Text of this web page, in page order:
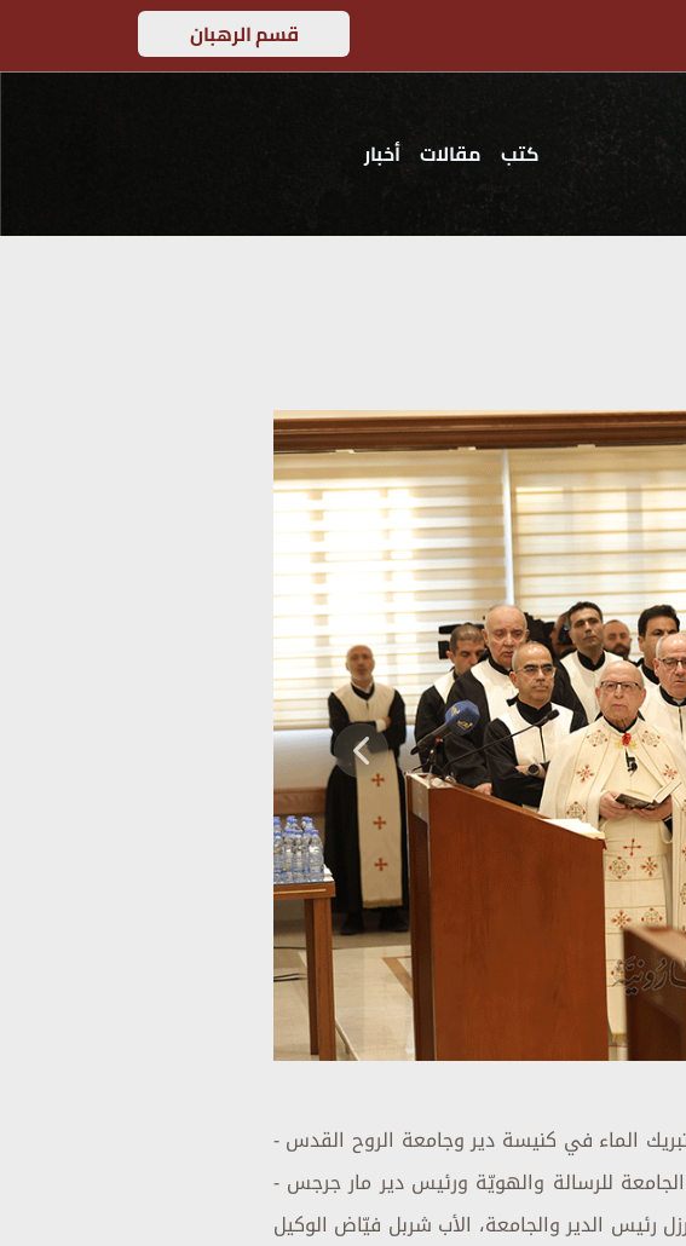
قسم الرهبان
كتب مقالات أخبار
الماء في كنيسة دير وجامعة الروح القدس -
للرسالة والهويّة ورئيس دير مار جرجس -
رئيس الدير والجامعة، الأب شربل فيّاض الوكيل